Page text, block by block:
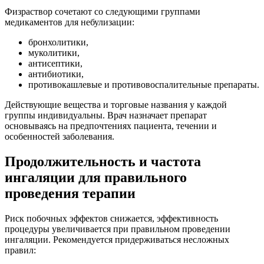
Физраствор сочетают со следующими группами
медикаментов для небулизации:
бронхолитики,
муколитики,
антисептики,
антибиотики,
противокашлевые и противовоспалительные препараты.
Действующие вещества и торговые названия у каждой
группы индивидуальны. Врач назначает препарат
основываясь на предпочтениях пациента, течении и
особенностей заболевания.
Продолжительность и частота
ингаляции для правильного
проведения терапии
Риск побочных эффектов снижается, эффективность
процедуры увеличивается при правильном проведении
ингаляции. Рекомендуется придерживаться несложных
правил: